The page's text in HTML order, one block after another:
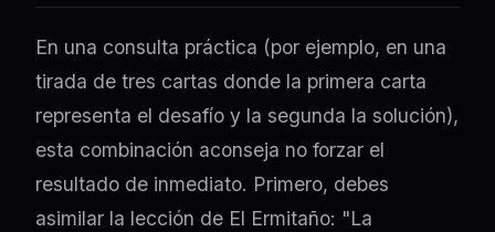
En una consulta práctica (por ejemplo, en una
tirada de tres cartas donde la primera carta
representa el desafío y la segunda la solución),
esta combinación aconseja no forzar el
resultado de inmediato. Primero, debes
asimilar la lección de El Ermitaño: "La